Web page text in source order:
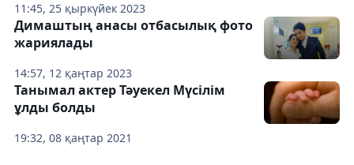
11:45, 25 қыркүйек 2023
14:57, 12 қаңтар 2023
Димаштың анасы отбасылық фото
жариялады
19:32, 08 қаңтар 2021
Танымал актер Тәуекел Мүсілім
ұлды болды